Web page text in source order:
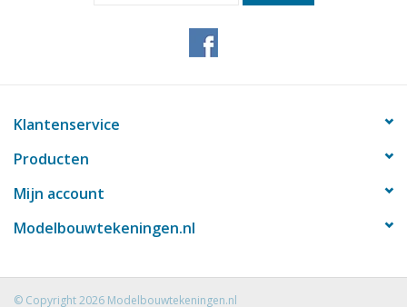
Klantenservice
Producten
Mijn account
Modelbouwtekeningen.nl
© Copyright 2026 Modelbouwtekeningen.nl